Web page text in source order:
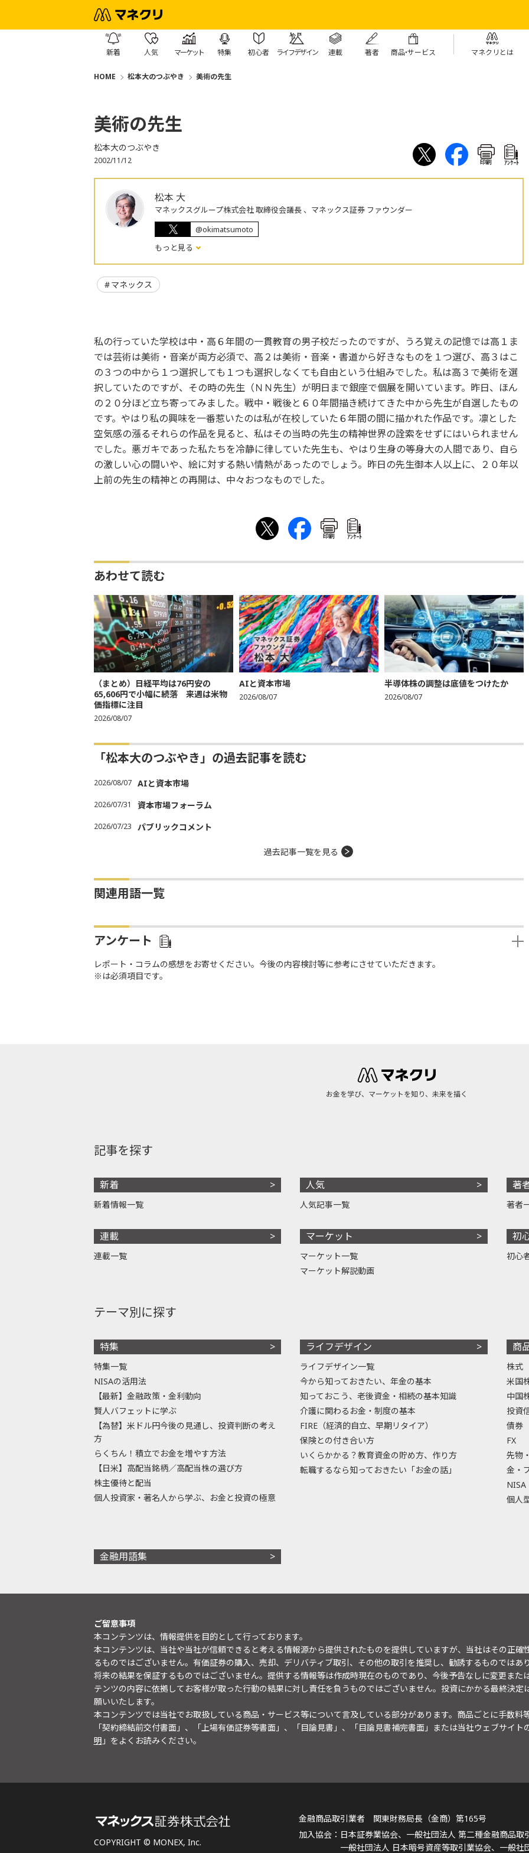
新着 人気 マーケット 特集 初心者 ライフデザイン 連載 著者 商品・サービス マネクリとは
HOME 松本大のつぶやき 美術の先生
美術の先生
松本大のつぶやき
2002/11/12 印刷 ｱﾝｹｰﾄ
松本 大
マネックスグループ株式会社 取締役会議長 、マネックス証券 ファウンダー
@okimatsumoto
もっと見る
マネックス
私の行っていた学校は中・高６年間の一貫教育の男子校だったのですが、うろ覚えの記憶では高１ま
では芸術は美術・音楽が両方必須で、高２は美術・音楽・書道から好きなものを１つ選び、高３はこ
の３つの中から１つ選択しても１つも選択しなくても自由という仕組みでした。私は高３で美術を選
択していたのですが、その時の先生（ＮＮ先生）が明日まで銀座で個展を開いています。昨日、ほん
の２０分ほど立ち寄ってみました。戦中・戦後と６０年間描き続けてきた中から先生が自選したもの
です。やはり私の興味を一番惹いたのは私が在校していた６年間の間に描かれた作品です。凛とした
空気感の漲るそれらの作品を見ると、私はその当時の先生の精神世界の詮索をせずにはいられません
でした。悪ガキであった私たちを冷静に律していた先生も、やはり生身の等身大の人間であり、自ら
の激しい心の闘いや、絵に対する熱い情熱があったのでしょう。昨日の先生御本人以上に、２０年以
上前の先生の精神との再開は、中々おつなものでした。
印刷 ｱﾝｹｰﾄ
あわせて読む
（まとめ）日経平均は76円安の
65,606円で小幅に続落 来週は米物
価指標に注目
2026/08/07
AIと資本市場
2026/08/07
半導体株の調整は底値をつけたか
2026/08/07
「松本大のつぶやき」の過去記事を読む
2026/08/07 AIと資本市場
2026/07/31 資本市場フォーラム
2026/07/23 パブリックコメント
過去記事一覧を見る
関連用語一覧
アンケート
レポート・コラムの感想をお寄せください。今後の内容検討等に参考にさせていただきます。
※は必須項目です。
お金を学び、マーケットを知り、未来を描く
記事を探す
新着
新着情報一覧
連載
連載一覧
人気
人気記事一覧
マーケット
マーケット一覧
マーケット解説動画
著
著者
初
初心
テーマ別に探す
特集
特集一覧
NISAの活用法
【最新】金融政策・金利動向
賢人バフェットに学ぶ
【為替】米ドル円今後の見通し、投資判断の考え
方
らくちん！積立でお金を増やす方法
【日米】高配当銘柄／高配当株の選び方
株主優待と配当
個人投資家・著名人から学ぶ、お金と投資の極意
ライフデザイン
ライフデザイン一覧
今から知っておきたい、年金の基本
知っておこう、老後資金・相続の基本知識
介護に関わるお金・制度の基本
FIRE（経済的自立、早期リタイア）
保険との付き合い方
いくらかかる？教育資金の貯め方、作り方
転職するなら知っておきたい「お金の話」
商
株式
米国
中国
投資
債券
FX
先物
金・
NISA
個人
金融用語集
ご留意事項
本コンテンツは、情報提供を目的として行っております。
本コンテンツは、当社や当社が信頼できると考える情報源から提供されたものを提供していますが、当社はその正
るものではございません。有価証券の購入、売却、デリバティブ取引、その他の取引を推奨し、勧誘するものではあ
将来の結果を保証するものではございません。提供する情報等は作成時現在のものであり、今後予告なしに変更また
テンツの内容に依拠してお客様が取った行動の結果に対し責任を負うものではございません。投資にかかる最終決
願いいたします。
本コンテンツでは当社でお取扱している商品・サービス等について言及している部分があります。商品ごとに手数料
「契約締結前交付書面」、「上場有価証券等書面」、「目論見書」、「目論見書補完書面」または当社ウェブサイト
明 」をよくお読みください。
COPYRIGHT © MONEX, Inc.
金融商品取引業者 関東財務局長（金商）第165号
日本証券業協会、一般社団法人 第二種金融商品取
一般社団法人 日本暗号資産等取引業協会、一般社